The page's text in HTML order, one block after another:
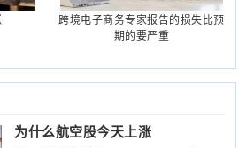
跨境电子商务专家报告的损失比预
期的要严重
为什么航空股今天上涨